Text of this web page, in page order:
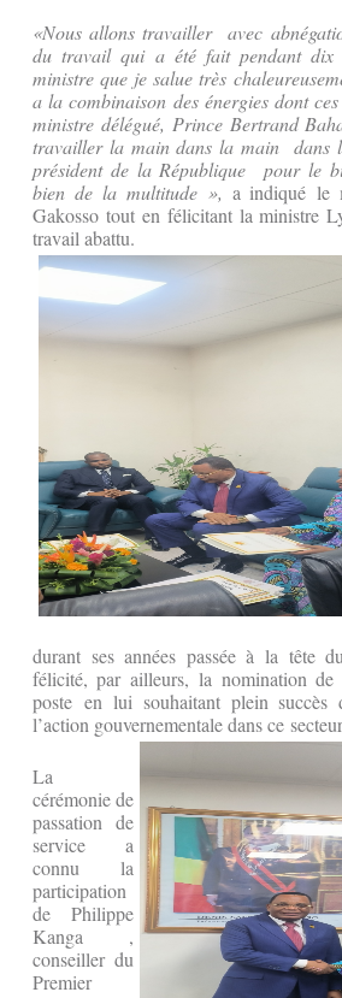
«Nous allons travailler avec
du travail qui a été fait pendant dix
ministre que je salue très
a la combinaison des énergies dont
ministre délégué, Prince Bertrand
travailler la main dans la main dans
président de la République pour le
bien de la multitude », a indiqué le
Gakosso tout en félicitant la ministre
travail abattu.
durant ses années passée à la tête
félicité, par ailleurs, la nomination
poste en lui souhaitant plein succès
l’action gouvernementale dans ce
La
cérémonie de
passation de
service a
connu la
participation
de Philippe
Kanga ,
conseiller du
Premier